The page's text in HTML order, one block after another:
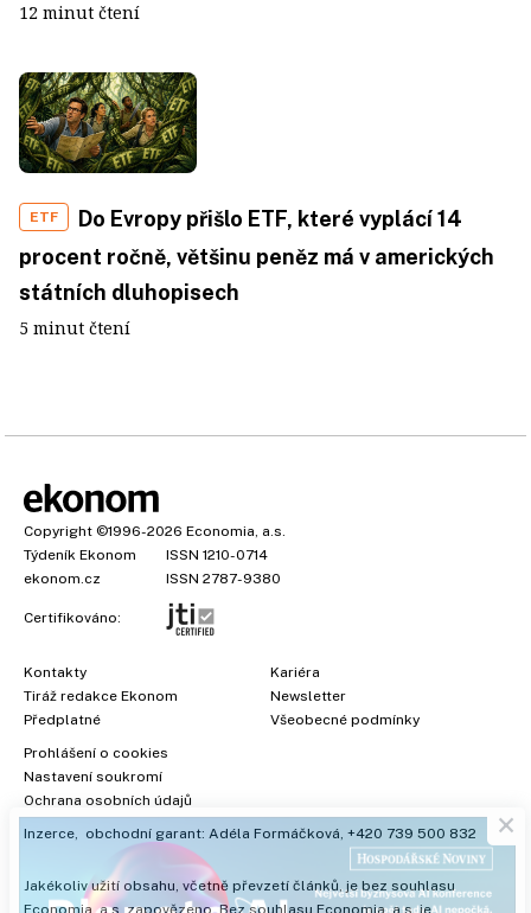
12 minut čtení
ETF
Do Evropy přišlo ETF, které vyplácí 14
procent ročně, většinu peněz má v amerických
státních dluhopisech
5 minut čtení
Copyright ©1996-2026 Economia, a.s.
Týdeník Ekonom
ISSN 1210-0714
ekonom.cz
ISSN 2787-9380
Certifikováno:
Kontakty
Tiráž redakce Ekonom
Předplatné
Kariéra
Newsletter
Všeobecné podmínky
Prohlášení o cookies
Nastavení soukromí
Ochrana osobních údajů
Inzerce , obchodní garant: Adéla Formáčková +420 739 500 832
Jakékoliv užití obsahu, včetně převzetí článků, je bez souhlasu
Economia, a.s. zapovězeno. Bez souhlasu Economia, a.s. je